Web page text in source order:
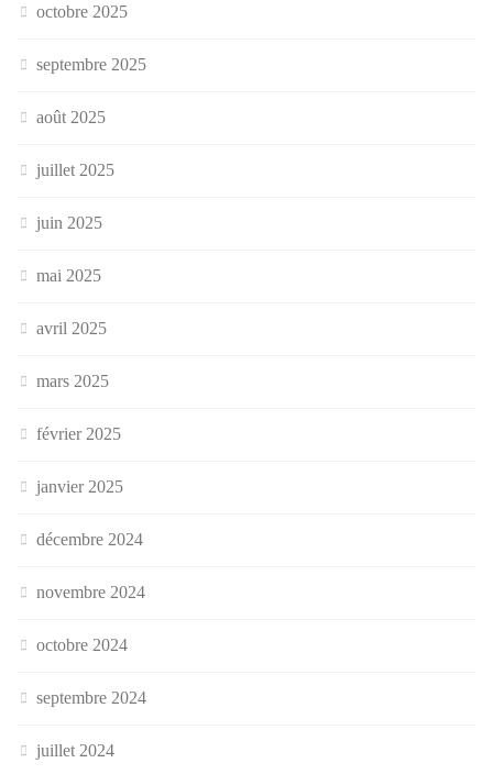
octobre 2025
septembre 2025
août 2025
juillet 2025
juin 2025
mai 2025
avril 2025
mars 2025
février 2025
janvier 2025
décembre 2024
novembre 2024
octobre 2024
septembre 2024
juillet 2024